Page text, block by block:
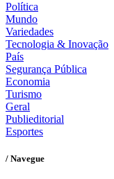
Política
Mundo
Variedades
Tecnologia & Inovação
País
Segurança Pública
Economia
Turismo
Geral
Publieditorial
Esportes
/ Navegue